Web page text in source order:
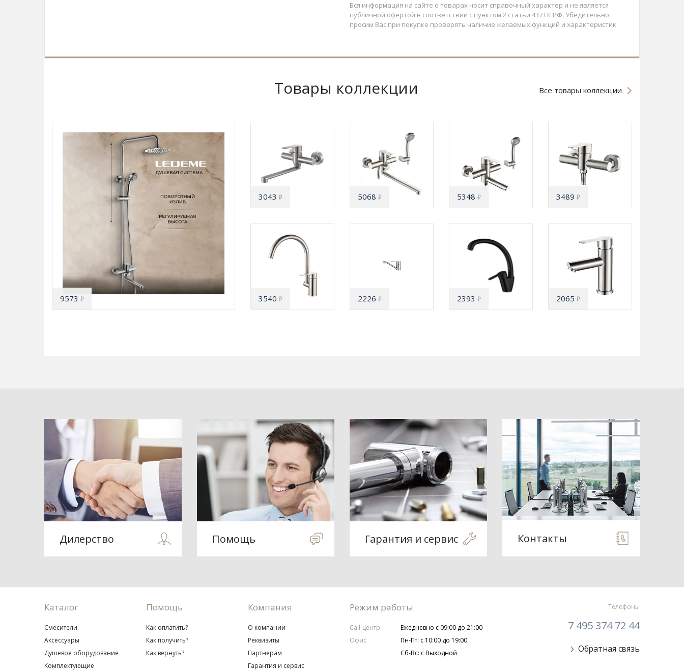
Вся информация на сайте о товарах носит справочный характер и не является
публичной офертой в соответствии с пунктом 2 статьи 437 ГК РФ. Убедительно
просим Вас при покупке проверять наличие желаемых функций и характеристик.
Товары коллекции Все товары коллекции
9573 ₽
3043 ₽ 5068 ₽ 5348 ₽ 3489 ₽
3540 ₽ 2226 ₽ 2393 ₽ 2065 ₽
Дилерство Помощь Гарантия и сервис Контакты
Каталог
Смесители
Аксессуары
Душевое оборудование
Комплектующие
Помощь
Как оплатить?
Как получить?
Как вернуть?
Компания
О компании
Реквизиты
Партнерам
Гарантия и сервис
Режим работы
Call-центр
Ежедневно с 09:00 до 21:00
Офис
Пн-Пт: с 10:00 до 19:00
Сб-Вс: с Выходной
Телефоны
7 495 374 72 44
Обратная связь